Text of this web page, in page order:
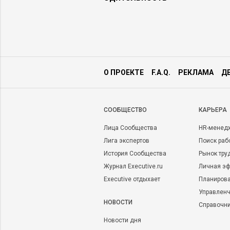
О ПРОЕКТЕ F.A.Q. РЕКЛАМА
CООБЩЕСТВО
Лица Сообщества
Лига экспертов
История Сообщества
Журнал Executive.ru
Executive отдыхает
НОВОСТИ
Новости дня
КАРЬЕРА
HR-
Поиск
Рынок
Личная